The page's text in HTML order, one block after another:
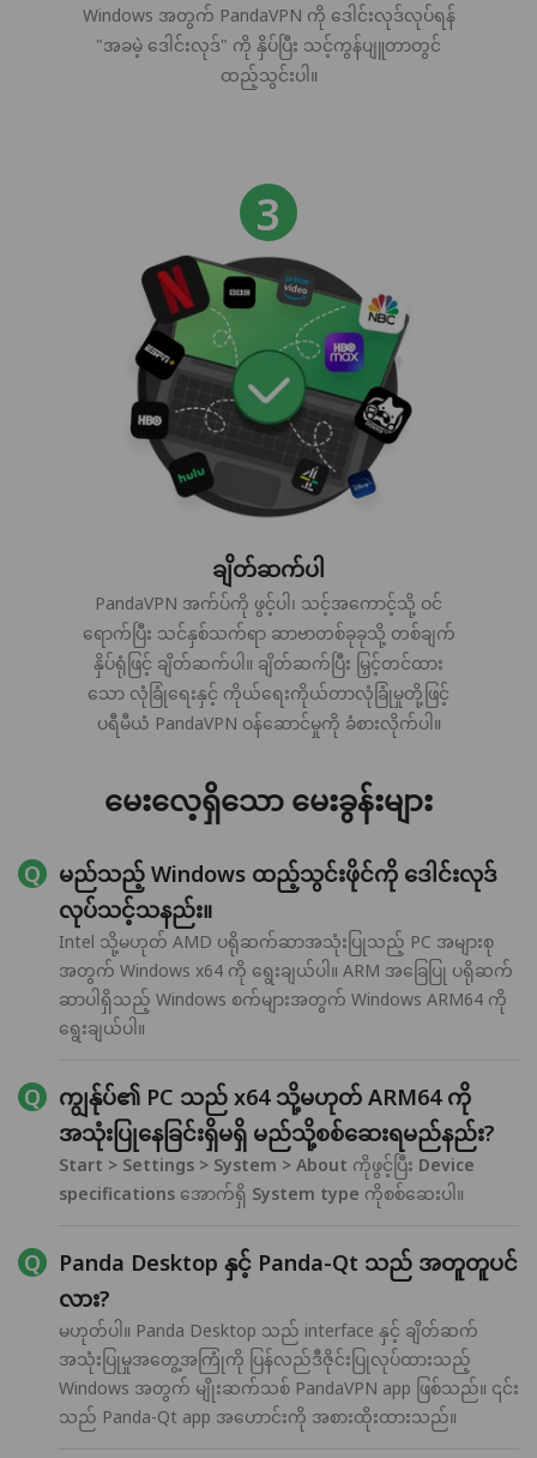
Windows အတွက် PandaVPN ကို ဒေါင်းလုဒ်လုပ်ရန်
"အခမဲ့ ဒေါင်းလုဒ်" ကို နှိပ်ပြီး သင့်ကွန်ပျူတာတွင်
ထည့်သွင်းပါ။
ချိတ်ဆက်ပါ
PandaVPN အက်ပ်ကို ဖွင့်ပါ၊ သင့်အကောင့်သို့ ဝင်
ရောက်ပြီး သင်နှစ်သက်ရာ ဆာဗာတစ်ခုခုသို့ တစ်ချက်
နှိပ်ရုံဖြင့် ချိတ်ဆက်ပါ။ ချိတ်ဆက်ပြီး မြှင့်တင်ထား
သော လုံခြုံရေးနှင့် ကိုယ်ရေးကိုယ်တာလုံခြုံမှုတို့ဖြင့်
ပရီမီယံ PandaVPN ဝန်ဆောင်မှုကို ခံစားလိုက်ပါ။
မေးလေ့ရှိသော မေးခွန်းများ
မည်သည့် Windows ထည့်သွင်းဖိုင်ကို ဒေါင်းလုဒ်
လုပ်သင့်သနည်း။
Intel သို့မဟုတ် AMD ပရိုဆက်ဆာအသုံးပြုသည့် PC အများစု
အတွက် Windows x64 ကို ရွေးချယ်ပါ။ ARM အခြေပြု ပရိုဆက်
ဆာပါရှိသည့် Windows စက်များအတွက် Windows ARM64 ကို
ရွေးချယ်ပါ။
ကျွန်ုပ်၏ PC သည် x64 သို့မဟုတ် ARM64 ကို
အသုံးပြုနေခြင်းရှိမရှိ မည်သို့စစ်ဆေးရမည်နည်း?
Start > Settings > System > About ကိုဖွင့်ပြီး Device
specifications အောက်ရှိ System type ကိုစစ်ဆေးပါ။
Panda Desktop နှင့် Panda-Qt သည် အတူတူပင်
လား?
မဟုတ်ပါ။ Panda Desktop သည် interface နှင့် ချိတ်ဆက်
အသုံးပြုမှုအတွေ့အကြုံကို ပြန်လည်ဒီဇိုင်းပြုလုပ်ထားသည့်
Windows အတွက် မျိုးဆက်သစ် PandaVPN app ဖြစ်သည်။ ၎င်း
သည် Panda-Qt app အဟောင်းကို အစားထိုးထားသည်။